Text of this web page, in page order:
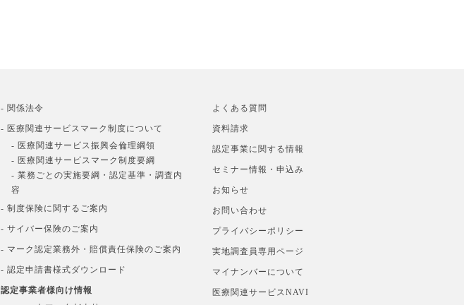
- 関係法令
- 医療関連サービスマーク制度について
- 医療関連サービス振興会倫理綱領
- 医療関連サービスマーク制度要綱
- 業務ごとの実施要綱・認定基準・調査内
容
- 制度保険に関するご案内
- サイバー保険のご案内
- マーク認定業務外・賠償責任保険のご案内
- 認定申請書様式ダウンロード
認定事業者様向け情報
よくある質問
資料請求
認定事業に関する情報
セミナー情報・申込み
お知らせ
お問い合わせ
プライバシーポリシー
実地調査員専用ページ
マイナンバーについて
医療関連サービスNAVI